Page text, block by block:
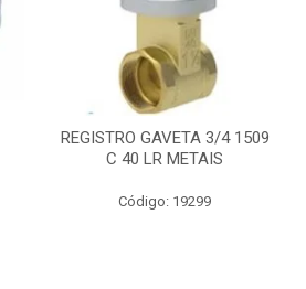
REGISTRO GAVETA 3/4 1509
C 40 LR METAIS
Código: 19299